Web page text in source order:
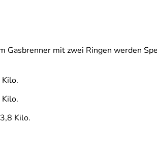
mit zwei Ringen werden
Kilo.